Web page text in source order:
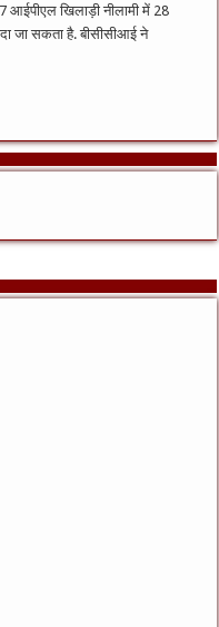
आईपीएल खिलाड़ी नीलामी में 28
जा सकता है. बीसीसीआई ने